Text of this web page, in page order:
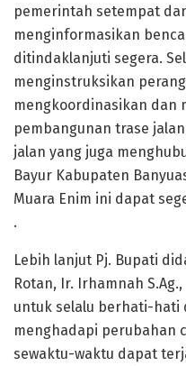
pemerintah setempat
menginformasikan
ditindaklanjuti segera.
menginstruksikan
mengkoordinasikan dan
pembangunan trase
jalan yang juga
Bayur Kabupaten
Muara Enim ini dapat
.
Lebih lanjut Pj. Bupati
Rotan, Ir. Irhamnah
untuk selalu berhati-hati
menghadapi perubahan
sewaktu-waktu dapat